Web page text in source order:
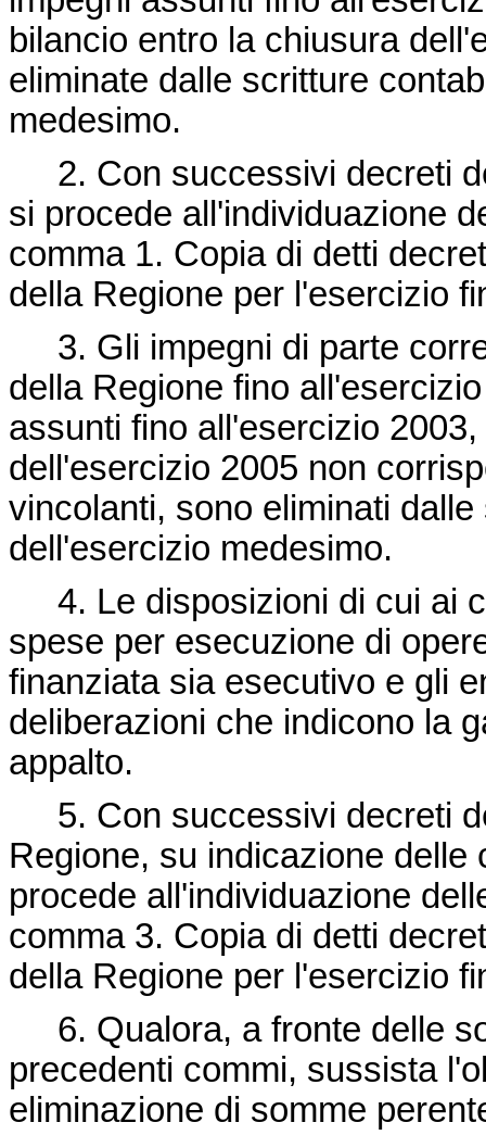
bilancio entro la chiusura
eliminate dalle scritture
medesimo.
2. Con successivi decreti
si procede all'individuazione
comma 1. Copia di detti
della Regione per l'esercizio
3. Gli impegni di parte
della Regione fino
assunti fino all'esercizio
dell'esercizio 2005 non
vincolanti, sono eliminati
dell'esercizio medesimo.
4. Le disposizioni di cui ai
spese per esecuzione di
finanziata sia esecutivo e gli
deliberazioni che indicono la
appalto.
5. Con successivi decreti
Regione, su indicazione
procede all'individuazione
comma 3. Copia di detti
della Regione per l'esercizio
6. Qualora, a fronte delle
precedenti commi, sussista
eliminazione di somme